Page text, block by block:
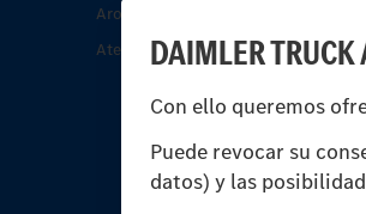
DAIMLER
Con ello queremos
Puede revocar su
datos) y las
Arocs.
Atego.